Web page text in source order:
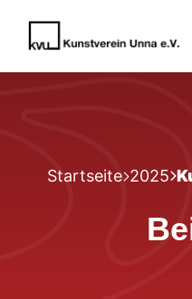
Startseite 2025